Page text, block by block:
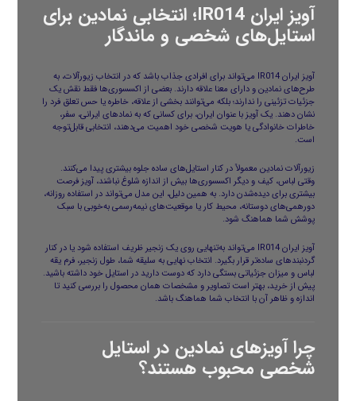
آویز ایران IR014؛ انتخابی نمادین برای
استایل‌های شخصی و ماندگار
آویز ایران IR014 می‌تواند برای افرادی جذاب باشد که در انتخاب زیورآلات، به
طرح‌های نمادین و دارای معنا علاقه دارند. بعضی از اکسسوری‌ها فقط نقش یک
جزئیات تزئینی را ندارند؛ بلکه می‌توانند بخشی از علاقه، خاطره یا حس تعلق فرد را
نشان دهند. یک آویز با عنوان ایران، برای کسانی که به نمادهای ایرانی، سفر،
خاطرات خانوادگی یا هویت شخصی خود اهمیت می‌دهند، انتخابی قابل‌توجه
است.
زیورآلات نمادین معمولاً در کنار استایل‌های ساده جلوه بیشتری پیدا می‌کنند.
وقتی لباس، کیف و دیگر اکسسوری‌ها بیش از اندازه شلوغ نباشند، آویز فرصت
بیشتری برای دیده‌شدن دارد. به همین دلیل، این مدل می‌تواند در استفاده روزانه،
دورهمی‌های دوستانه، محیط کار یا موقعیت‌های نیمه‌رسمی به‌خوبی با سبک
پوشش شما هماهنگ شود.
آویز ایران IR014 می‌تواند به‌تنهایی روی یک زنجیر ظریف استفاده شود یا در کنار
گردنبندهای ساده‌تر قرار بگیرد. انتخاب نهایی به سلیقه شما، طول زنجیر، فرم یقه
لباس و میزان جزئیاتی بستگی دارد که دوست دارید در استایل خود داشته باشید.
پیش از خرید، بهتر است تصاویر و مشخصات همان محصول را بررسی کنید تا
اندازه و ظاهر آن با انتخاب شما هماهنگ باشد.
چرا آویزهای نمادین در استایل
شخصی محبوب هستند؟